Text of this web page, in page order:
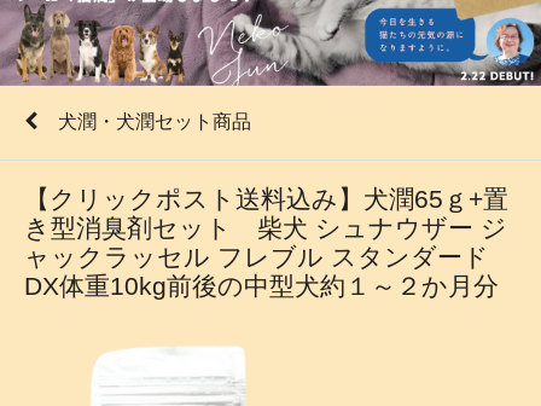
犬潤・犬潤セット商品
【クリックポスト送料込み】犬潤65ｇ+置
き型消臭剤セット 柴犬 シュナウザー ジ
ャックラッセル フレブル スタンダード
DX体重10kg前後の中型犬約１～２か月分